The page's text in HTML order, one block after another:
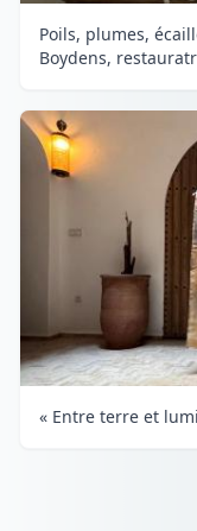
Poils, plumes,
Boydens,
« Entre terre et